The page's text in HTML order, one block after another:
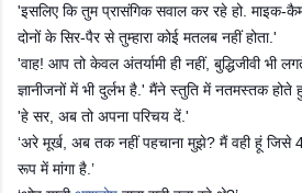
'इसलिए कि तुम प्रासंगिक सवाल कर रहे हो. माइक-
दोनों के सिर-पैर से तुम्हारा कोई मतलब नहीं होता.'
'वाह! आप तो केवल अंतर्यामी ही नहीं, बुद्धिजीवी भी
ज्ञानीजनों में भी दुर्लभ है.' मैंने स्तुति में नतमस्तक
'हे सर, अब तो अपना परिचय दें.'
‘अरे मूर्ख, अब तक नहीं पहचाना मुझे? मैं वही हूं
रूप में मांगा है.’